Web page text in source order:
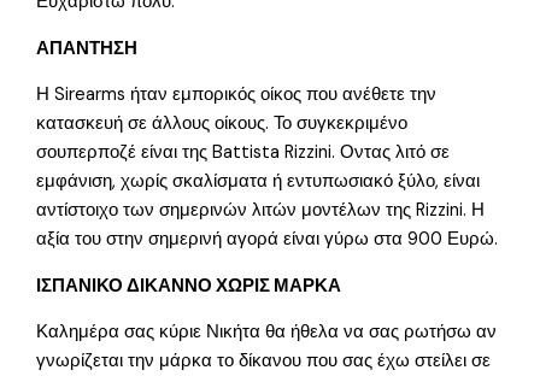
ΑΠΑΝΤΗΣΗ
Η Sirearms ήταν εμπορικός οίκος που ανέθετε την
κατασκευή σε άλλους οίκους. Το συγκεκριμένο
σουπερποζέ είναι της Battista Rizzini. Οντας λιτό σε
εμφάνιση, χωρίς σκαλίσματα ή εντυπωσιακό ξύλο, είναι
αντίστοιχο των σημερινών λιτών μοντέλων της Rizzini. Η
αξία του στην σημερινή αγορά είναι γύρω στα 900 Ευρώ.
ΙΣΠΑΝΙΚΟ ΔΙΚΑΝΝΟ ΧΩΡΙΣ ΜΑΡΚΑ
Καλημέρα σας κύριε Νικήτα θα ήθελα να σας ρωτήσω αν
γνωρίζεται την μάρκα το δίκανου που σας έχω στείλει σε